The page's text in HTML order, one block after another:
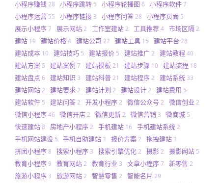
小程序赚钱28 小程序跳转 5 小程序轮播图 6 小程序软件7
小程序运营 55 小程序链接 3 小程序问答28 小程序页面 5
展示小程序7 展示网站2 工作室建站2 工具推荐4 市场区隔2
建站 19 建站价格4 建站公司 22 建站工具 15 建站平台 28
建站成本 10 建站技巧 5 建站报价 5 建站推广2 建站教程40
建站方案 5 建站案例 7 建站模板 21 建站步骤 10 建站流程 18
建站盘点 6 建站知识 3 建站科普21 建站程序2 建站系统 33
建站网站2 建站要求2 建站计划 2 建站设计2 建站费用 5
建站软件 5 建站问答2 开发小程序2 微信公众号 2 微信创业 2
微信小程序46 微信开店2 微信更新2 微信营销 3 微商城 5
快速建站8 房地产小程序2 手机建站 16 手机建站系统2
手机网站建设 5 手机自助建站 3 报价方案2 拖拽建站 3
拼团小程序8 搜索小程序 3 搜索引擎优化2 摄影2 摄影网站 5
教育小程序9 教育网站2 教育行业 3 文章小程序7 新零售 2
旅游小程序 3 旅游网站2 智慧零售 2 智能名片 29